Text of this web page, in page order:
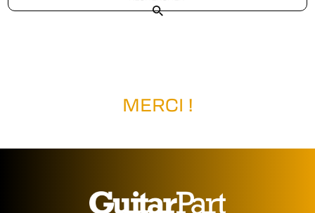
MERCI !